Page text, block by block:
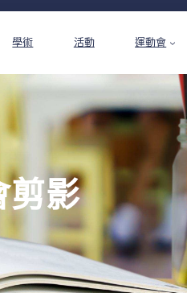
學術 活動 運動會
剪影